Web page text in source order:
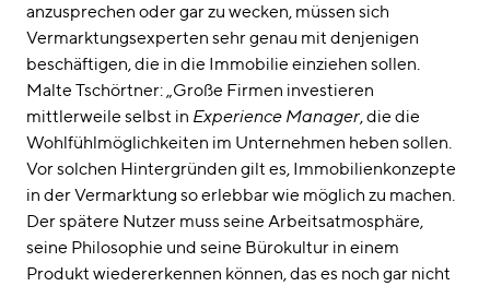
anzusprechen oder gar zu wecken, müssen sich
Vermarktungsexperten sehr genau mit denjenigen
beschäftigen, die in die Immobilie einziehen sollen.
Malte Tschörtner: „Große Firmen investieren
mittlerweile selbst in Experience Manager, die die
Wohlfühlmöglichkeiten im Unternehmen heben sollen.
Vor solchen Hintergründen gilt es, Immobilienkonzepte
in der Vermarktung so erlebbar wie möglich zu machen.
Der spätere Nutzer muss seine Arbeitsatmosphäre,
seine Philosophie und seine Bürokultur in einem
Produkt wiedererkennen können, das es noch gar nicht